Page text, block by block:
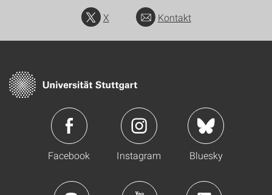
X Kontakt
Facebook Instagram Bluesky